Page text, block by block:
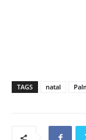
TAGS natal